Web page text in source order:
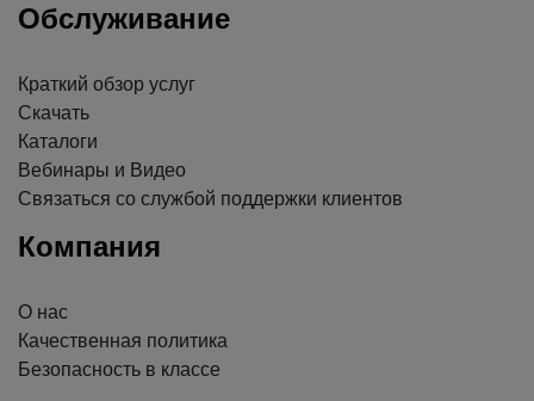
Обслуживание
Краткий обзор услуг
Скачать
Каталоги
Вебинары и Видео
Связаться со службой поддержки клиентов
Компания
О нас
Качественная политика
Безопасность в классе